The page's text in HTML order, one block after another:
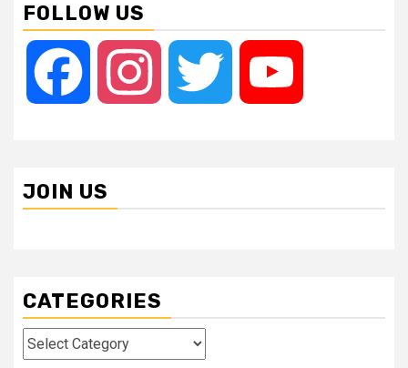
FOLLOW US
Facebook Instagram Twitter
JOIN US
CATEGORIES
Categories